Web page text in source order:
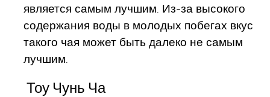
является самым лучшим. Из-за высокого
содержания воды в молодых побегах вкус
такого чая может быть далеко не самым
лучшим.
Тоу Чунь Ча